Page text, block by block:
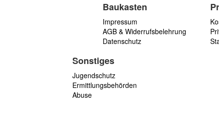
Baukasten
Impressum
AGB & Widerrufsbelehrung
Datenschutz
Sonstiges
Jugendschutz
Ermittlungsbehörden
Abuse